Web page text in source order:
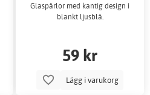
Glaspärlor med kantig design i
blankt ljusblå.
59 kr
Lägg i varukorg